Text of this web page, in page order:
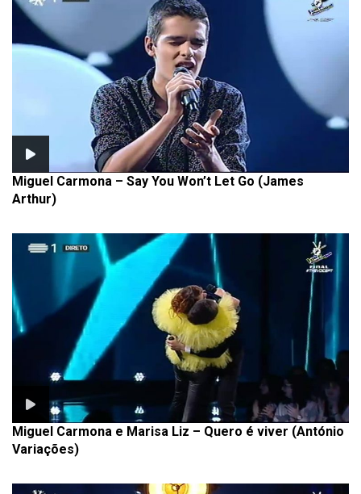
Miguel Carmona – Say You Won’t Let Go (James
Arthur)
Miguel Carmona e Marisa Liz – Quero é viver (António
Variações)